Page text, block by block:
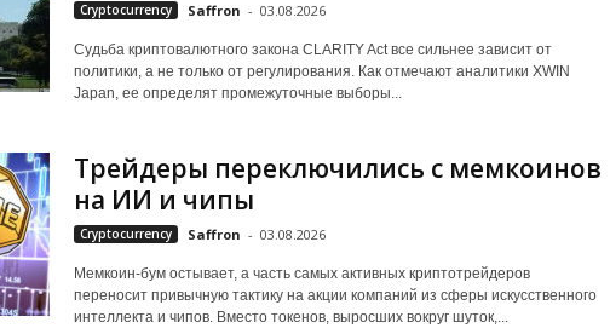
Cryptocurrency Saffron - 03.08.2026
Судьба криптовалютного закона CLARITY Act все сильнее зависит от
политики, а не только от регулирования. Как отмечают аналитики XWIN
Japan, ее определят промежуточные выборы...
Трейдеры переключились с мемкоинов
на ИИ и чипы
Cryptocurrency Saffron - 03.08.2026
Мемкоин-бум остывает, а часть самых активных криптотрейдеров
переносит привычную тактику на акции компаний из сферы искусственного
интеллекта и чипов. Вместо токенов, выросших вокруг шуток,...